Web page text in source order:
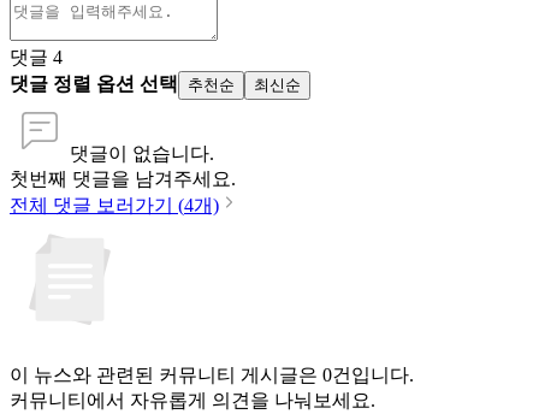
댓글 4
댓글 정렬 옵션 선택
추천순 최신순
댓글이 없습니다.
첫번째 댓글을 남겨주세요.
전체 댓글 보러가기 (4개)
이 뉴스와 관련된 커뮤니티 게시글은 0건입니다.
커뮤니티에서 자유롭게 의견을 나눠보세요.